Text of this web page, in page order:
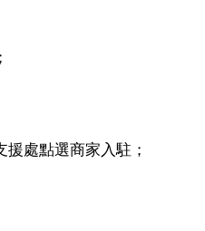
處點選商家入駐；